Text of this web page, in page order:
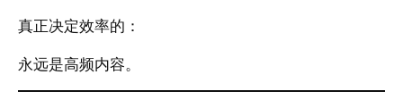
真正决定效率的：
永远是高频内容。